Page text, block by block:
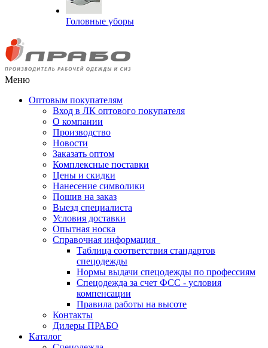
Головные уборы
Меню
Оптовым покупателям
Вход в ЛК оптового покупателя
О компании
Производство
Новости
Заказать оптом
Комплексные поставки
Цены и скидки
Нанесение символики
Пошив на заказ
Выезд специалиста
Условия доставки
Опытная носка
Справочная информация
Таблица соответствия стандартов
спецодежды
Нормы выдачи спецодежды по профессиям
Спецодежда за счет ФСС - условия
компенсации
Правила работы на высоте
Контакты
Дилеры ПРАБО
Каталог